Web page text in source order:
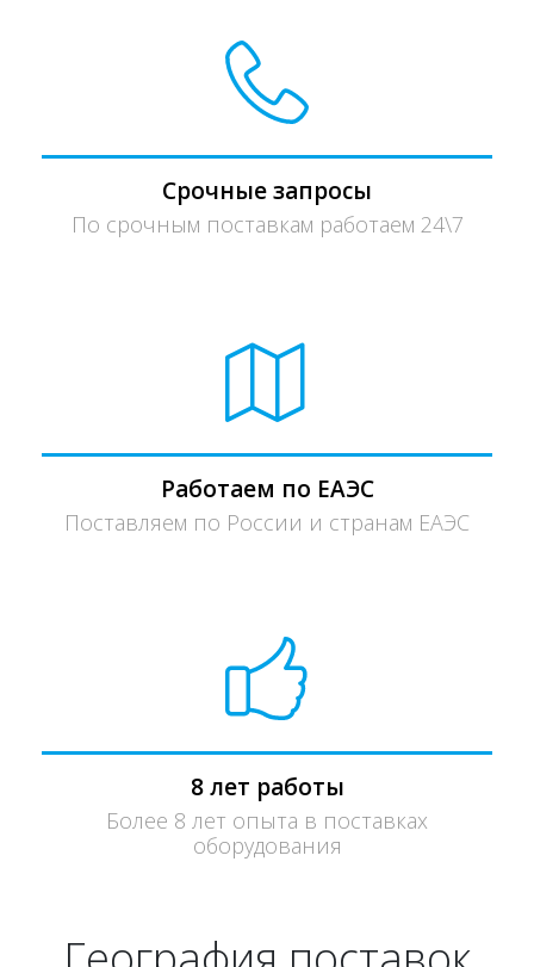
Срочные запросы
По срочным поставкам работаем 24\7
Работаем по ЕАЭС
Поставляем по России и странам ЕАЭС
8 лет работы
Более 8 лет опыта в поставках
оборудования